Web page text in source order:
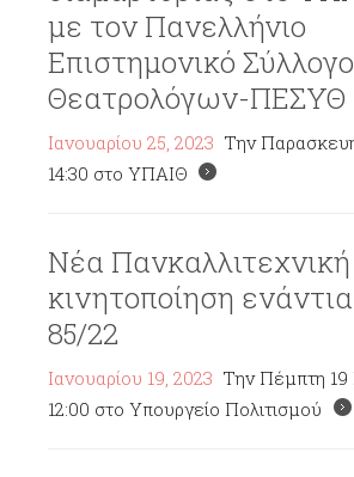
με τον Πανελλήνιο
Επιστημονικό Σύλλογο
Θεατρολόγων-ΠΕΣΥΘ
Ιανουαρίου 25, 2023 Την
14:30 στο ΥΠΑΙΘ
Νέα Πανκαλλιτεχνική
κινητοποίηση
85/22
Ιανουαρίου 19, 2023 Την Πέμπτη 19
12:00 στο Υπουργείο Πολιτισμού